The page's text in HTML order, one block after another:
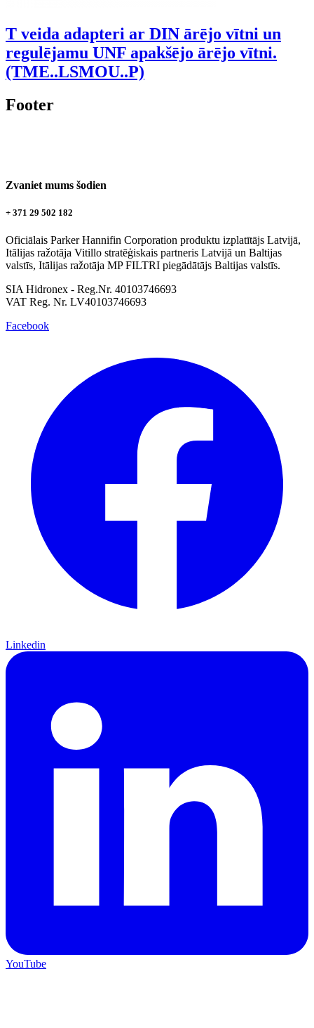
T veida adapteri ar DIN ārējo vītni un
regulējamu UNF apakšējo ārējo vītni.
(TME..LSMOU..P)
Footer
Zvaniet mums šodien
+ 371 29 502 182
Oficiālais Parker Hannifin Corporation produktu izplatītājs Latvijā,
Itālijas ražotāja Vitillo stratēģiskais partneris Latvijā un Baltijas
valstīs, Itālijas ražotāja MP FILTRI piegādātājs Baltijas valstīs.
SIA Hidronex - Reg.Nr. 40103746693
VAT Reg. Nr. LV40103746693
Facebook
Linkedin
YouTube